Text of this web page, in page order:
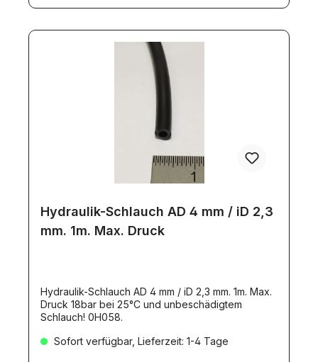
Hydraulik-Schlauch AD 4 mm / iD 2,3
mm. 1m. Max. Druck
Hydraulik-Schlauch AD 4 mm / iD 2,3 mm. 1m. Max.
Druck 18bar bei 25°C und unbeschädigtem
Schlauch! 0H058.
Sofort verfügbar, Lieferzeit: 1-4 Tage